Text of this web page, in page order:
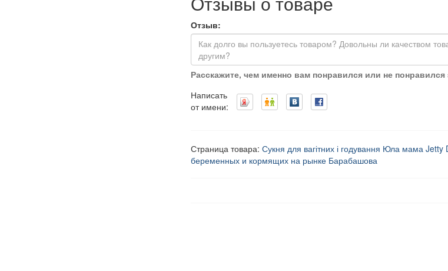
Отзыв:
Расскажите, чем именно вам понравился или не понравился
Написать
от имени:
Страница товара:Сукня для вагітних і годування Юла мама
беременных и кормящих на рынке Барабашова